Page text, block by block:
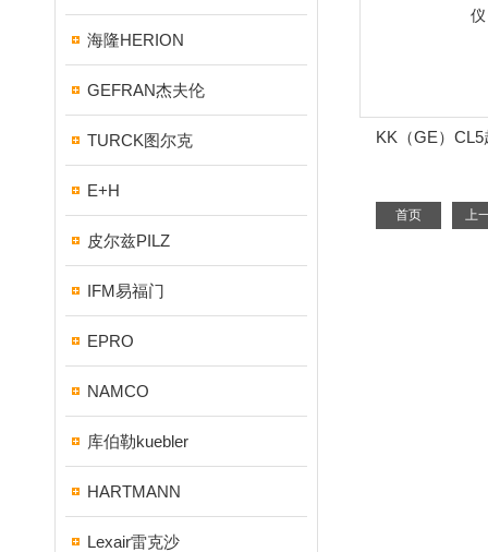
海隆HERION
GEFRAN杰夫伦
TURCK图尔克
E+H
皮尔兹PILZ
IFM易福门
EPRO
NAMCO
库伯勒kuebler
HARTMANN
Lexair雷克沙
KK（GE）
首页 上